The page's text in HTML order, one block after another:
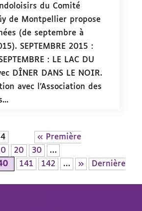
du Comité
de Montpellier propose
(de septembre à
SEPTEMBRE 2015 :
: LE LAC DU
DÎNER DANS LE NOIR.
avec l’Association des
« Première
20 30
…
141 142 … »
Dernière